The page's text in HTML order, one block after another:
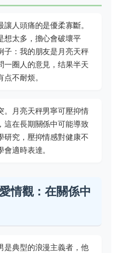
人頭痛的是優柔寡斷。
想太多，擔心會破壞平
子：我的朋友是月亮天秤
一圈人的意見，结果半天
不耐烦。
。月亮天秤男寧可壓抑情
這在長期關係中可能導致
研究，壓抑情感對健康不
適時表達。
情觀：在關係中
是典型的浪漫主義者，他